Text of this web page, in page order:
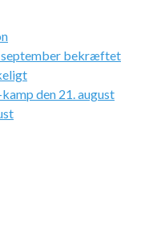
september bekræftet
den 21. august